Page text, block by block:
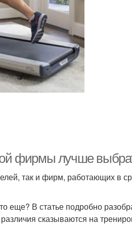
фирмы лучше
так и фирм, работающих в
еще? В статье подробно
сказываются на